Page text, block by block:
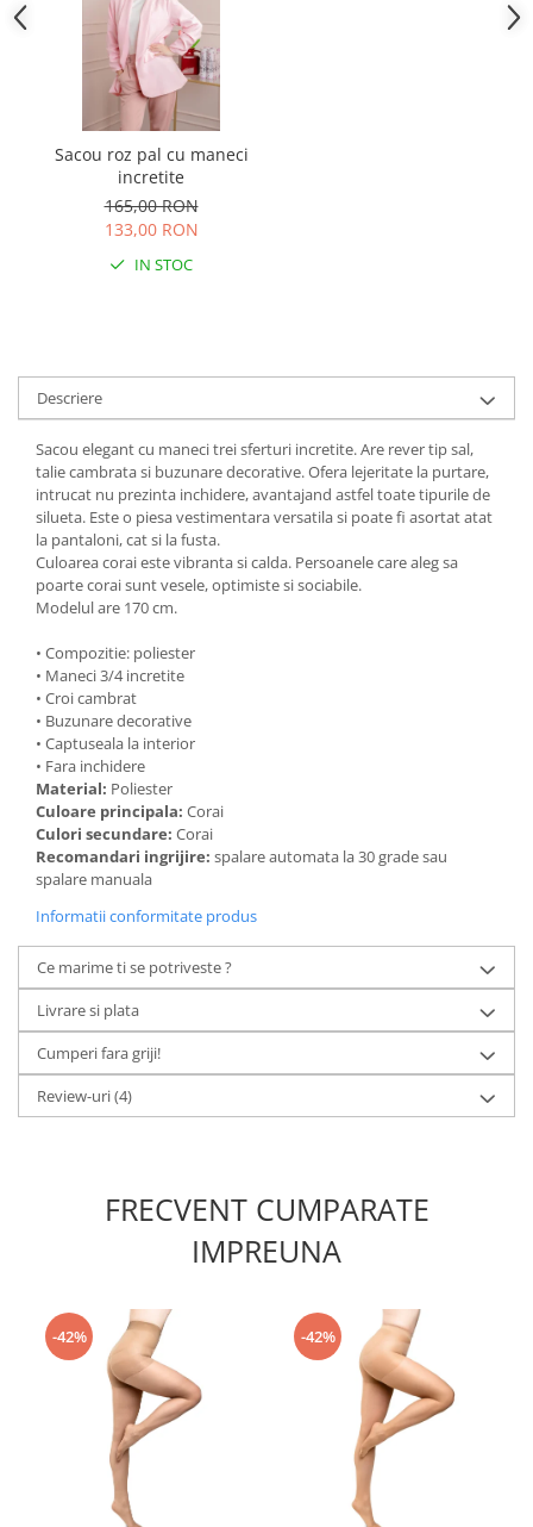
Sacou roz pal cu maneci
incretite
165,00 RON
133,00 RON
IN STOC
Descriere
Sacou elegant cu maneci trei sferturi incretite. Are rever tip sal,
talie cambrata si buzunare decorative. Ofera lejeritate la purtare,
intrucat nu prezinta inchidere, avantajand astfel toate tipurile de
silueta. Este o piesa vestimentara versatila si poate fi asortat atat
la pantaloni, cat si la fusta.
Culoarea corai este vibranta si calda. Persoanele care aleg sa
poarte corai sunt vesele, optimiste si sociabile.
Modelul are 170 cm.
• Compozitie: poliester
• Maneci 3/4 incretite
• Croi cambrat
• Buzunare decorative
• Captuseala la interior
• Fara inchidere
Material: Poliester
Culoare principala: Corai
Culori secundare: Corai
Recomandari ingrijire: spalare automata la 30 grade sau
spalare manuala
Informatii conformitate produs
Ce marime ti se potriveste ?
Livrare si plata
Cumperi fara griji!
Review-uri(4)
FRECVENT CUMPARATE
IMPREUNA
-42% -42%